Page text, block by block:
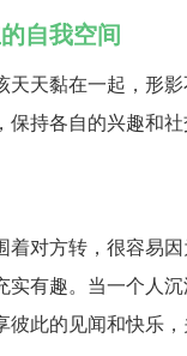
自我空间
天天黏在一起，形
持各自的兴趣和
着对方转，很容易
实有趣。当一个人
此的见闻和快乐，